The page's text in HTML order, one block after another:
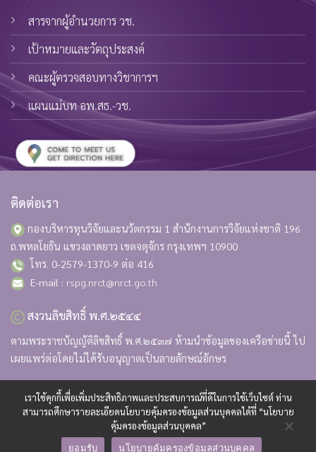
สารจากผู้อำนวยการ วช.
เป้าหมายและวัตถุประสงค์
คณะผู้ตรวจสอบทางวิชาการฯ
แผนแม่บท อพ.สธ.-วช.
ติดต่อเรา
กองบริหารทุนวิจัยและนวัตกรรม 1 สำนักงานการวิจัยแห่งชาติ 196
ถ.พหลโยธิน แขวงลาดยาว เขตจตุจักร กรุงเทพฯ 10900
โทร. 0-2579-1370-9 ต่อ 416
E-mail : rspg.nrct@nrct.go.th
สงวนลิขสิทธิ์ พ.ศ.๒๕๔๔
ตามพระราชบัญญัติลิขสิทธิ์ พ.ศ.๒๕๓๗ ห้ามนำข้อมูลของเครือข่ายนี้ ไป
เผยแพร่ต่อโดยไม่ได้รับอนุญาตเป็นลายลักษณ์อักษร
Copyright 2026 © www.rspg.or.th. Designed and Developed byCJ
Soft Co., Ltd.
เราใช้คุกกี้เพื่อเพิ่มประสิทธิภาพและประสบการณ์ที่ดีในการใช้เว็บไซต์ ท่าน
สามารถศึกษารายละเอียดนโยบายคุ้มครองข้อมูลส่วนบุคคลได้ที่ “นโยบาย
คุ้มครองข้อมูลส่วนบุคคล”
ยอมรับ นโยบายคุ้มครองข้อมูลส่วนบุคคล